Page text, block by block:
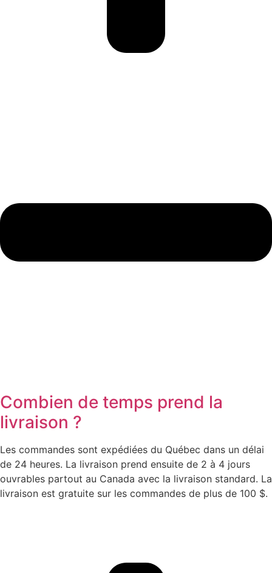
Combien de temps prend la
livraison ?
Les commandes sont expédiées du Québec dans un délai
de 24 heures. La livraison prend ensuite de 2 à 4 jours
ouvrables partout au Canada avec la livraison standard. La
livraison est gratuite sur les commandes de plus de 100 $.